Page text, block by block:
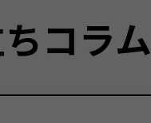
コラム